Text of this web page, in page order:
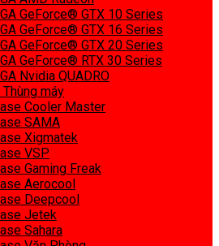
GeForce® GTX 10 Series
GeForce® GTX 16 Series
GeForce® GTX 20 Series
GeForce® RTX 30 Series
Nvidia QUADRO
máy
Cooler Master
SAMA
Xigmatek
VSP
Gaming Freak
Aerocool
Deepcool
Jetek
Sahara